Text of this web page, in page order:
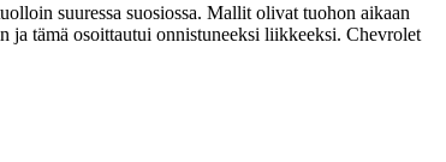
suuressa suosiossa. Mallit olivat tuohon aikaan
tämä osoittautui onnistuneeksi liikkeeksi. Chevrolet